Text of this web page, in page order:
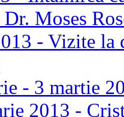
Moses
- Vizite
- 3 martie
2013 -